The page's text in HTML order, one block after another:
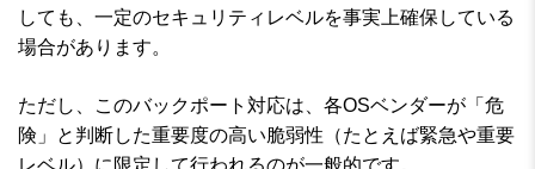
しても、一定のセキュリティレベルを事実上確保している
場合があります。
ただし、このバックポート対応は、各OSベンダーが「危
険」と判断した重要度の高い脆弱性（たとえば緊急や重要